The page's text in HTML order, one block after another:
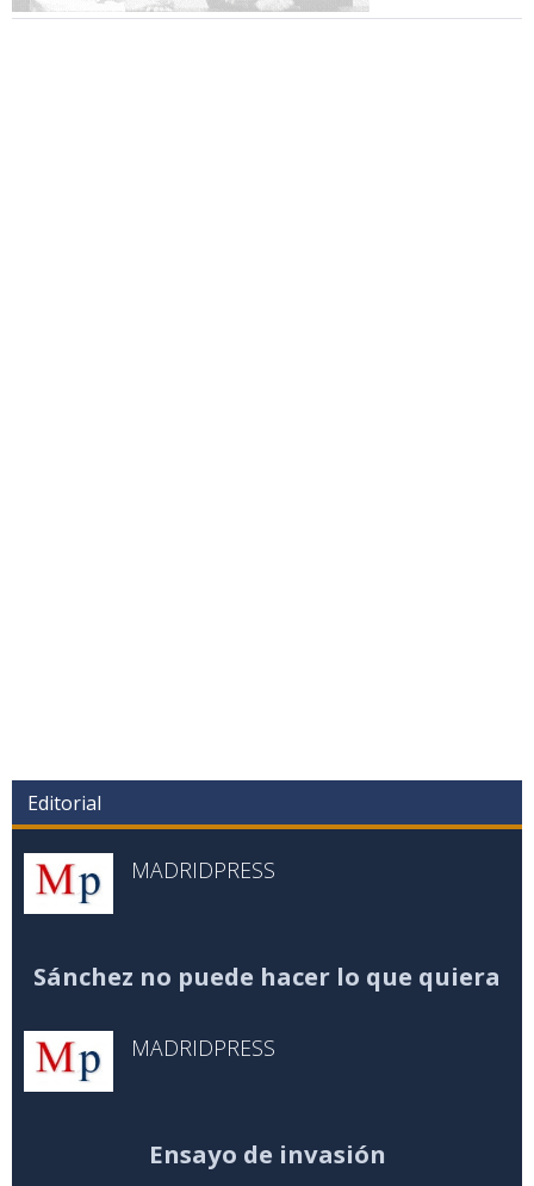
Editorial
MADRIDPRESS
Sánchez no puede hacer lo que quiera
MADRIDPRESS
Ensayo de invasión